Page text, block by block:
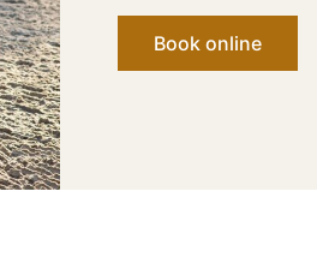
Book online